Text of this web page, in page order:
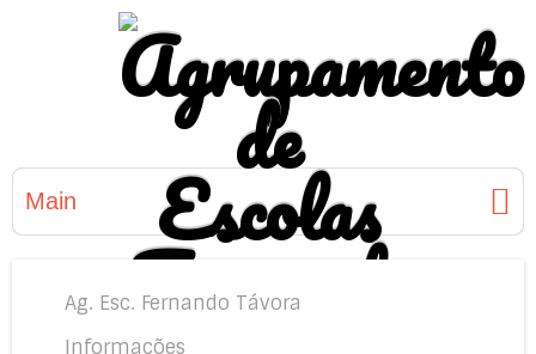
Main
Ag. Esc. Fernando Távora
Informações